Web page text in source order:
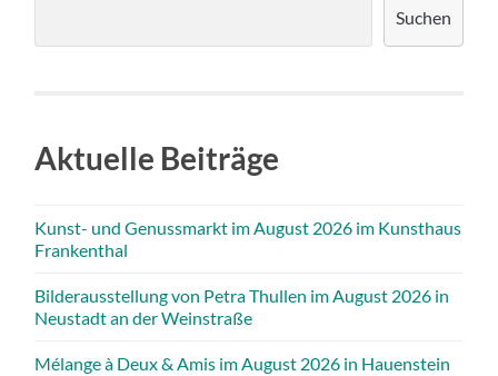
Suchen
Aktuelle Beiträge
Kunst- und Genussmarkt im August 2026 im Kunsthaus
Frankenthal
Bilderausstellung von Petra Thullen im August 2026 in
Neustadt an der Weinstraße
Mélange à Deux & Amis im August 2026 in Hauenstein